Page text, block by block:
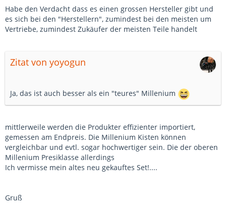
Habe den Verdacht dass es einen grossen Hersteller gibt und
es sich bei den "Herstellern", zumindest bei den meisten um
Vertriebe, zumindest Zukäufer der meisten Teile handelt
Zitat von yoyogun
Ja, das ist auch besser als ein "teures" Millenium
mittlerweile werden die Produkter effizienter importiert,
gemessen am Endpreis. Die Millenium Kisten können
vergleichbar und evtl. sogar hochwertiger sein. Die der oberen
Millenium Presiklasse allerdings
Ich vermisse mein altes neu gekauftes Set!....
Gruß